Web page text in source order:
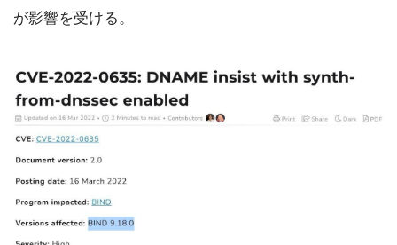
が影響を受ける。